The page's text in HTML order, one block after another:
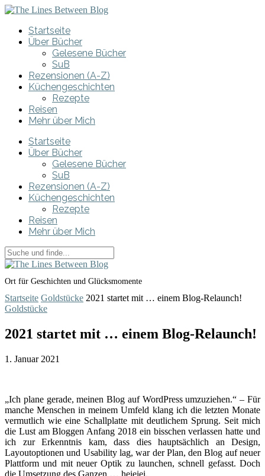
Startseite
Über Bücher
Gelesene Bücher
SuB
Rezensionen (A-Z)
Küchengeschichten
Rezepte
Reisen
Mehr über Mich
Startseite
Über Bücher
Gelesene Bücher
SuB
Rezensionen (A-Z)
Küchengeschichten
Rezepte
Reisen
Mehr über Mich
Ort für Geschichten und Glücksmomente
Startseite Goldstücke 2021 startet mit … einem Blog-Relaunch!
Goldstücke
2021 startet mit … einem Blog-Relaunch!
1. Januar 2021
„Ich plane gerade, meinen Blog auf WordPress umzuziehen.“ – Für
manche Menschen in meinem Umfeld klang ich die letzten Monate
vermutlich wie eine Schallplatte mit deutlichem Sprung. Seit mich
die Lust am Bloggen Anfang 2018 ein bisschen verlassen hatte und
ich zur Erkenntnis kam, dass dies hauptsächlich an Design,
Layoutoptionen und Usability lag, war der Plan, den Blog auf neuer
Plattform und mit neuer Optik zu launchen, schnell gefasst. Doch
die Umsetzung des Ganzen … heieiei.